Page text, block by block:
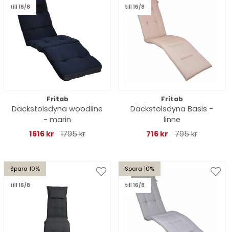
till 16/8
Fritab
Däckstolsdyna woodline
- marin
1616 kr
1795 kr
till 16/8
Fritab
Däckstolsdyna Basis -
linne
716 kr
795 kr
Spara 10%
till 16/8
Spara 10%
till 16/8